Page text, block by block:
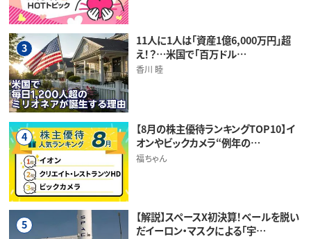
3
11人に1人は「資産1億6,000万円」超
え！？…米国で「百万ドル…
香川 睦
4
【8月の株主優待ランキングTOP10】イ
オンやビックカメラ“例年の…
福ちゃん
5
【解説】スペースX初決算！ベールを脱い
だイーロン・マスクによる「宇…